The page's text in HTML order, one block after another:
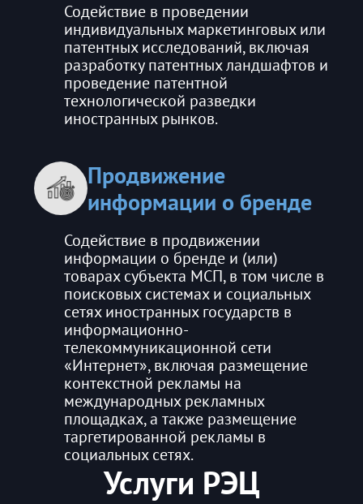
Содействие в проведении
индивидуальных маркетинговых или
патентных исследований, включая
разработку патентных ландшафтов и
проведение патентной
технологической разведки
иностранных рынков.
Продвижение
информации о бренде
Содействие в продвижении
информации о бренде и (или)
товарах субъекта МСП, в том числе в
поисковых системах и социальных
сетях иностранных государств в
информационно-
телекоммуникационной сети
«Интернет», включая размещение
контекстной рекламы на
международных рекламных
площадках, а также размещение
таргетированной рекламы в
социальных сетях.
Услуги РЭЦ